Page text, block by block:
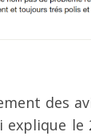
des
le